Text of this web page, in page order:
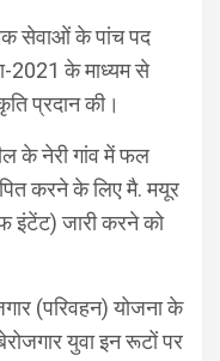
सेवाओं के पांच पद
2021 के माध्यम से
प्रदान की।
के नेरी गांव में फल
करने के लिए मै. मयूर
जारी करने को
(परिवहन) योजना के
युवा इन रूटों पर